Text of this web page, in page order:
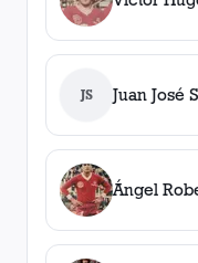
JS Juan José
Ángel